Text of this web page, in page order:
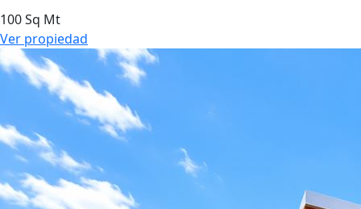
100 Sq Mt
Ver propiedad